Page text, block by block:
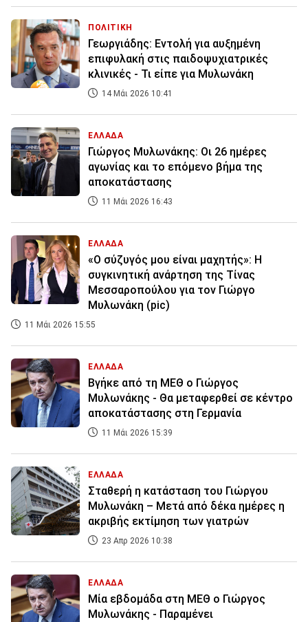
ΠΟΛΙΤΙΚΗ
Γεωργιάδης: Εντολή για αυξημένη
επιφυλακή στις παιδοψυχιατρικές
κλινικές - Τι είπε για Μυλωνάκη
14 Μάι 2026 10:41
ΕΛΛΑΔΑ
Γιώργος Μυλωνάκης: Οι 26 ημέρες
αγωνίας και το επόμενο βήμα της
αποκατάστασης
11 Μάι 2026 16:43
ΕΛΛΑΔΑ
«Ο σύζυγός μου είναι μαχητής»: Η
συγκινητική ανάρτηση της Τίνας
Μεσσαροπούλου για τον Γιώργο
Μυλωνάκη (pic)
11 Μάι 2026 15:55
ΕΛΛΑΔΑ
Βγήκε από τη ΜΕΘ ο Γιώργος
Μυλωνάκης - Θα μεταφερθεί σε κέντρο
αποκατάστασης στη Γερμανία
11 Μάι 2026 15:39
ΕΛΛΑΔΑ
Σταθερή η κατάσταση του Γιώργου
Μυλωνάκη – Μετά από δέκα ημέρες η
ακριβής εκτίμηση των γιατρών
23 Απρ 2026 10:38
ΕΛΛΑΔΑ
Μία εβδομάδα στη ΜΕΘ ο Γιώργος
Μυλωνάκης - Παραμένει